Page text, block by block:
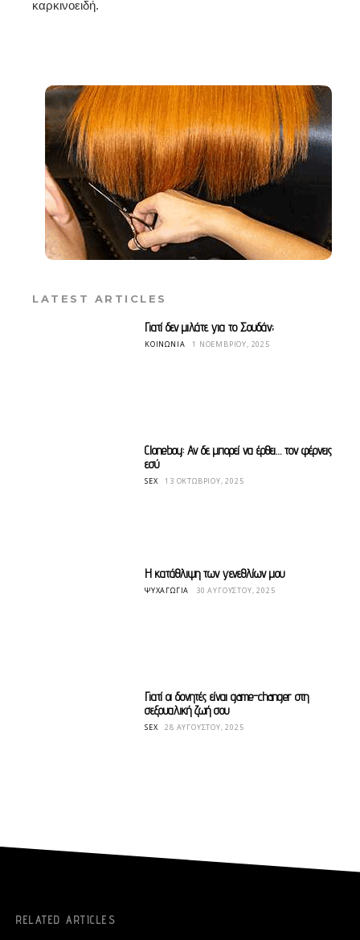
καρκινοειδή.
LATEST ARTICLES
Γιατί δεν μιλάτε για το Σουδάν;
ΚΟΙΝΩΝΊΑ 1 ΝΟΕΜΒΡΊΟΥ, 2025
Cloneboy: Αν δε μπορεί να έρθει… τον φέρνεις
εσύ
SEX 13 ΟΚΤΩΒΡΊΟΥ, 2025
Η κατάθλιψη των γενεθλίων μου
ΨΥΧΑΓΩΓΊΑ 30 ΑΥΓΟΎΣΤΟΥ, 2025
Γιατί οι δονητές είναι game-changer στη
σεξουαλική ζωή σου
SEX 28 ΑΥΓΟΎΣΤΟΥ, 2025
RELATED ARTICLES